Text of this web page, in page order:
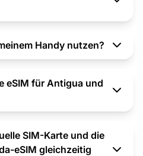
Handy nutzen?
eSIM für Antigua und
SIM-Karte und die
eSIM gleichzeitig